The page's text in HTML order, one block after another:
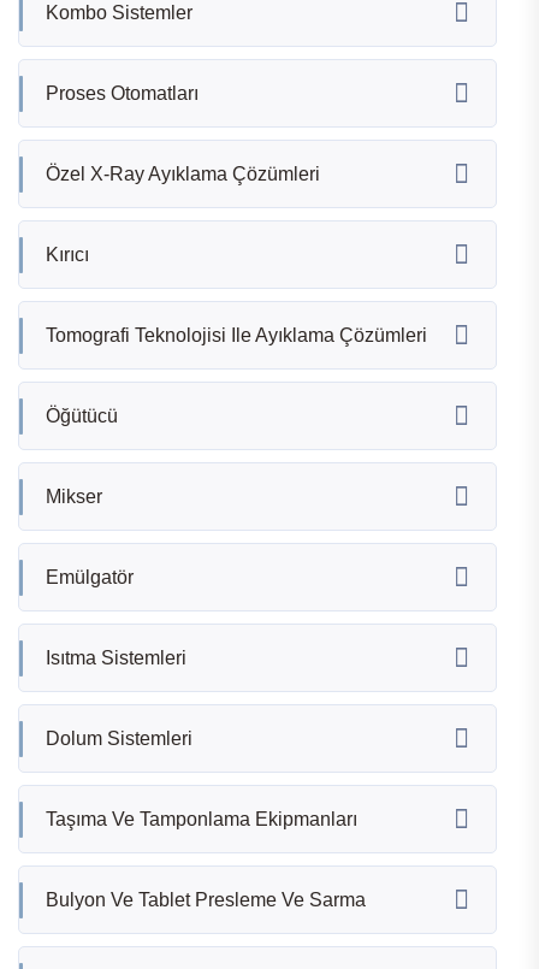
Kombo Sistemler
Proses Otomatları
Özel X-Ray Ayıklama Çözümleri
Kırıcı
Tomografi Teknolojisi Ile Ayıklama Çözümleri
Öğütücü
Mikser
Emülgatör
Isıtma Sistemleri
Dolum Sistemleri
Taşıma Ve Tamponlama Ekipmanları
Bulyon Ve Tablet Presleme Ve Sarma